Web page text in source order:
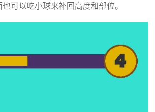
可以吃小球来补回高度和部位。